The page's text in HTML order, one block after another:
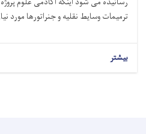
ترمیمات وسایط نقلیه و جنراتورها مورد
بیشتر